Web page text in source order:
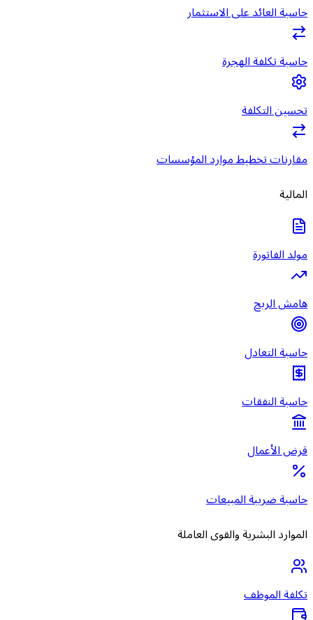
حاسبة العائد على الاستثمار
حاسبة تكلفة الهجرة
تحسين التكلفة
مقارنات تخطيط موارد المؤسسات
المالية
مولد الفاتورة
هامش الربح
حاسبة التعادل
حاسبة النفقات
قرض الأعمال
حاسبة ضريبة المبيعات
الموارد البشرية والقوى العاملة
تكلفة الموظف